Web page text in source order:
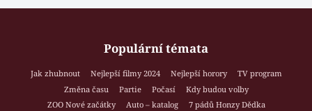
Populární témata
Jak zhubnout Nejlepší filmy 2024 Nejlepší horory
TV program
Změna času
Partie Počasí
Kdy budou volby
ZOO Nové začátky
Auto – katalog
7 pádů Honzy Dědka